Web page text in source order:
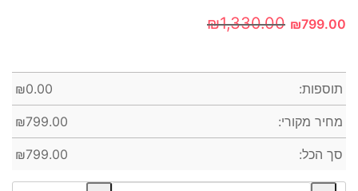
₪799.00
₪1,330.00
תוספות: ₪0.00
מחיר מקורי: ₪799.00
סך הכל: ₪799.00